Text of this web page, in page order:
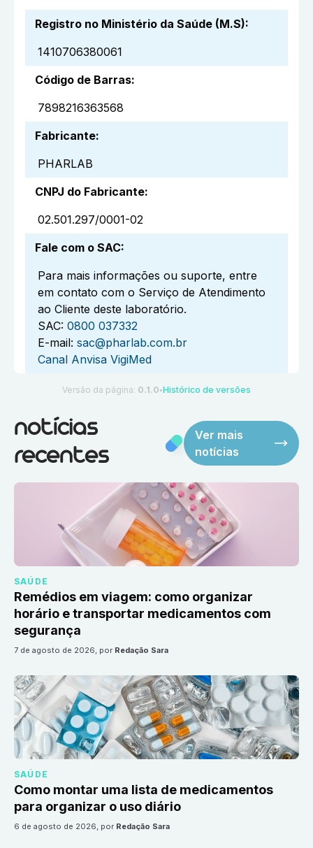
Registro no Ministério da Saúde (M.S):
1410706380061
Código de Barras:
7898216363568
Fabricante:
PHARLAB
CNPJ do Fabricante:
02.501.297/0001-02
Fale com o SAC:
Para mais informações ou suporte, entre
em contato com o Serviço de Atendimento
ao Cliente deste laboratório.
SAC: 0800 037332
E-mail: sac@pharlab.com.br
Canal Anvisa VigiMed
Versão da página: 0.1.0 ●Histórico de versões
notícias
recentes
Ver mais
notícias
SAÚDE
Remédios em viagem: como organizar
horário e transportar medicamentos com
segurança
7 de agosto de 2026, por Redação Sara
SAÚDE
Como montar uma lista de medicamentos
para organizar o uso diário
6 de agosto de 2026, por Redação Sara